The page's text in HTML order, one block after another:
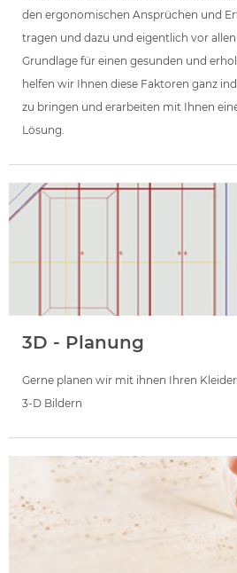
den ergonomischen Ansprüchen und
tragen und dazu und eigentlich vor
Grundlage für einen gesunden und
helfen wir Ihnen diese Faktoren ganz
zu bringen und erarbeiten mit Ihnen
Lösung.
3D - Planung
Gerne planen wir mit ihnen Ihren
3-D Bildern